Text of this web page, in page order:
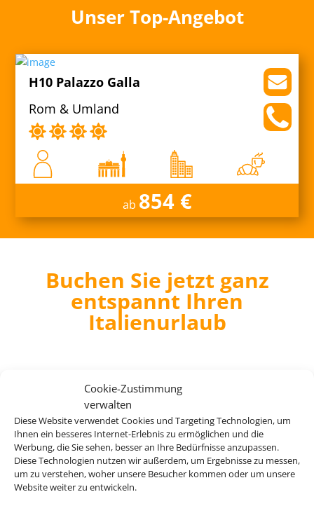
Cookie-Zustimmung
verwalten
Diese Website verwendet Cookies und Targeting Technologien, um
Ihnen ein besseres Internet-Erlebnis zu ermöglichen und die
Werbung, die Sie sehen, besser an Ihre Bedürfnisse anzupassen.
Diese Technologien nutzen wir außerdem, um Ergebnisse zu messen,
um zu verstehen, woher unsere Besucher kommen oder um unsere
Website weiter zu entwickeln.
Unser Top-Angebot
H10 Palazzo Galla
Rom & Umland
ab 854 €
Buchen Sie jetzt ganz
entspannt Ihren
Italienurlaub
Hotel Arno
Miramare di Rimini, Venedig & Nördliche
Adria